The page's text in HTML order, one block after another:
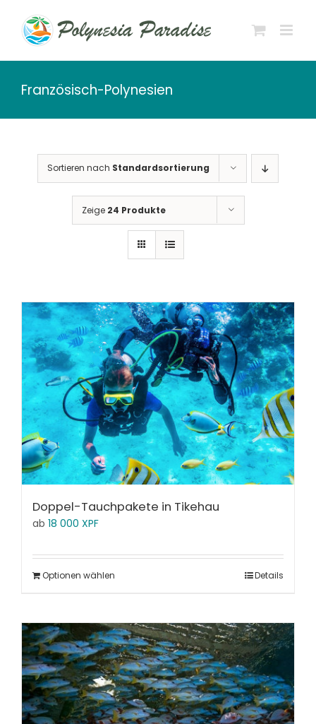
Inhalt
springen
Französisch-Polynesien
Sortieren nach Standardsortierung
Zeige 24 Produkte
Doppel-Tauchpakete in Tikehau
ab 18 000 XPF
Optionen wählen Details